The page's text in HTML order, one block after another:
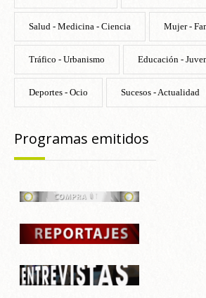
Salud - Medicina - Ciencia Mujer -
Tráfico - Urbanismo Educación -
Deportes - Ocio Sucesos - Actualidad
Programas emitidos